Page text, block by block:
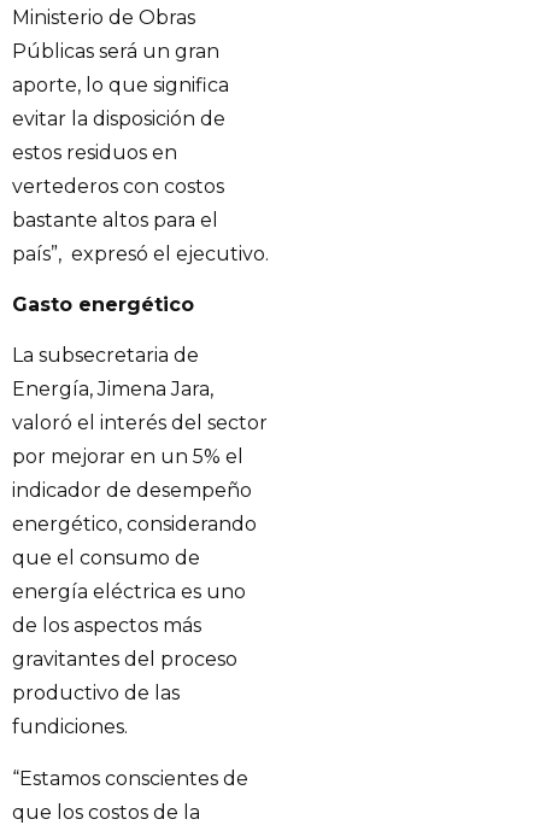
Ministerio de Obras
Públicas será un gran
aporte, lo que significa
evitar la disposición de
estos residuos en
vertederos con costos
bastante altos para el
país”, expresó el ejecutivo.
Gasto energético
La subsecretaria de
Energía, Jimena Jara,
valoró el interés del sector
por mejorar en un 5% el
indicador de desempeño
energético, considerando
que el consumo de
energía eléctrica es uno
de los aspectos más
gravitantes del proceso
productivo de las
fundiciones.
“Estamos conscientes de
que los costos de la